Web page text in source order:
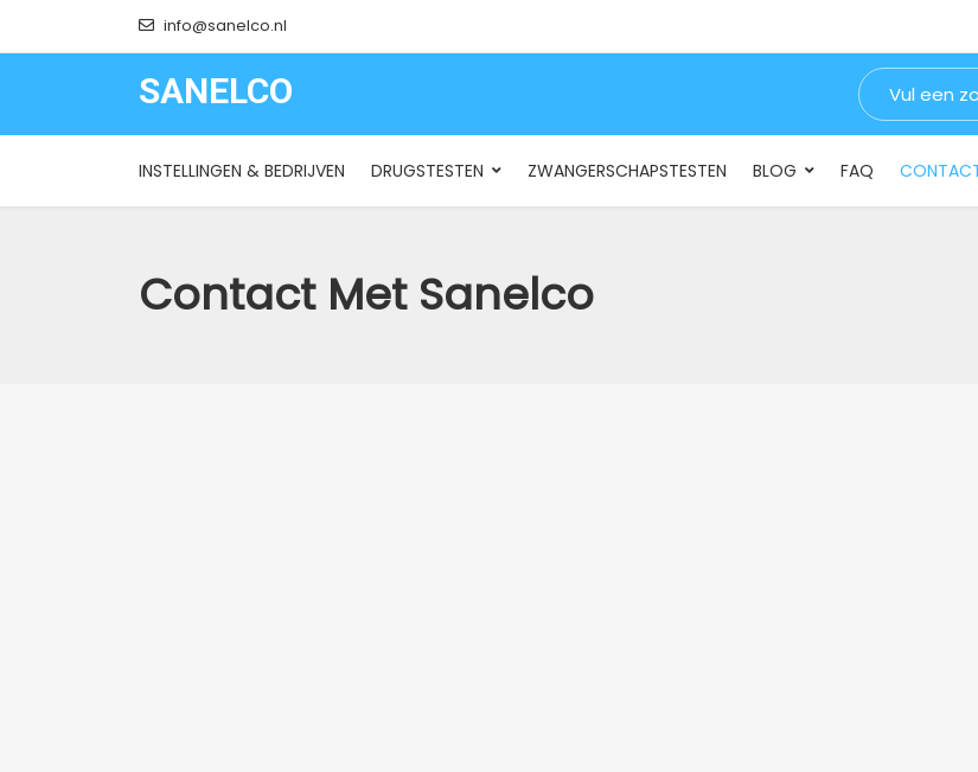
info@sanelco.nl
SANELCO Zoeken naar:
INSTELLINGEN & BEDRIJVEN DRUGSTESTEN ZWANGERSCHAPSTESTEN BLOG FAQ
SANELCO INSTELLINGEN & BEDRIJVEN DRUGSTESTEN
Contact Met Sanelco